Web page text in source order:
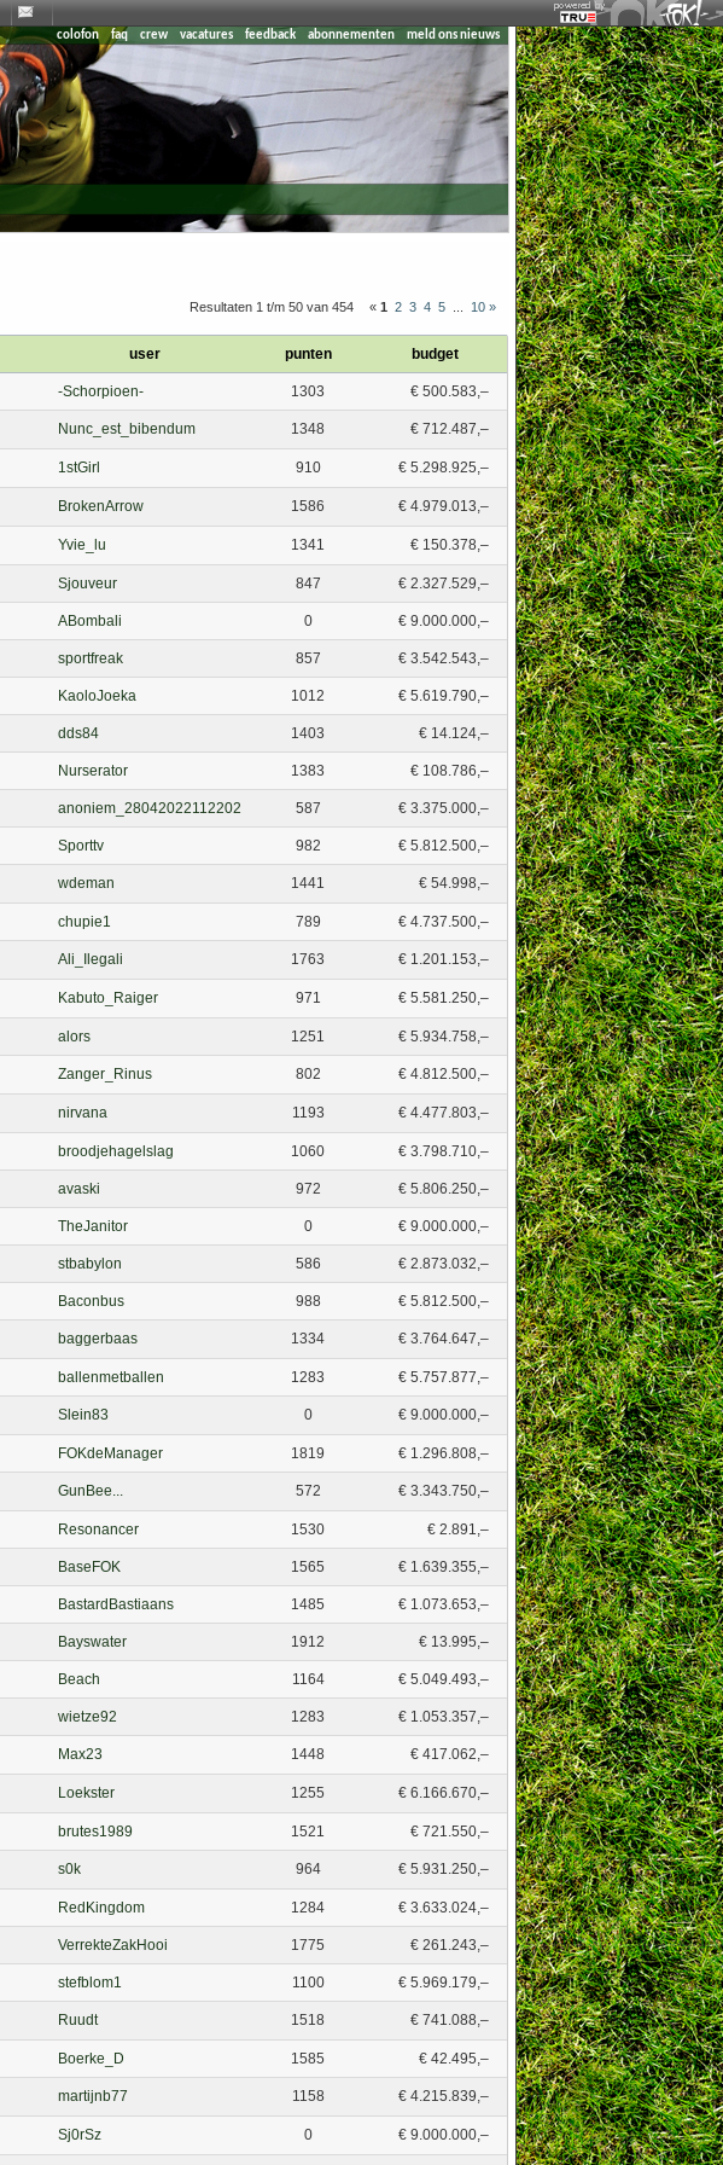
colofon faq crew vacatures feedback abonnementen meld ons nieuws
Resultaten 1 t/m 50 van 454 « 1 2 3 4 5 10 »
user punten budget
-Schorpioen- 1303 € 500.583,–
Nunc_est_bibendum 1348 € 712.487,–
1stGirl 910 € 5.298.925,–
BrokenArrow 1586 € 4.979.013,–
Yvie_lu 1341 € 150.378,–
Sjouveur 847 € 2.327.529,–
ABombali 0 € 9.000.000,–
sportfreak 857 € 3.542.543,–
KaoloJoeka 1012 € 5.619.790,–
dds84 1403 € 14.124,–
Nurserator 1383 € 108.786,–
anoniem_28042022112202 587 € 3.375.000,–
Sporttv 982 € 5.812.500,–
wdeman 1441 € 54.998,–
chupie1 789 € 4.737.500,–
Ali_Ilegali 1763 € 1.201.153,–
Kabuto_Raiger 971 € 5.581.250,–
alors 1251 € 5.934.758,–
Zanger_Rinus 802 € 4.812.500,–
nirvana 1193 € 4.477.803,–
broodjehagelslag 1060 € 3.798.710,–
avaski 972 € 5.806.250,–
TheJanitor 0 € 9.000.000,–
stbabylon 586 € 2.873.032,–
Baconbus 988 € 5.812.500,–
baggerbaas 1334 € 3.764.647,–
ballenmetballen 1283 € 5.757.877,–
Slein83 0 € 9.000.000,–
FOKdeManager 1819 € 1.296.808,–
GunBee... 572 € 3.343.750,–
Resonancer 1530 € 2.891,–
BaseFOK 1565 € 1.639.355,–
BastardBastiaans 1485 € 1.073.653,–
Bayswater 1912 € 13.995,–
Beach 1164 € 5.049.493,–
wietze92 1283 € 1.053.357,–
Max23 1448 € 417.062,–
Loekster 1255 € 6.166.670,–
brutes1989 1521 € 721.550,–
s0k 964 € 5.931.250,–
RedKingdom 1284 € 3.633.024,–
VerrekteZakHooi 1775 € 261.243,–
stefblom1 1100 € 5.969.179,–
Ruudt 1518 € 741.088,–
Boerke_D 1585 € 42.495,–
martijnb77 1158 € 4.215.839,–
Sj0rSz 0 € 9.000.000,–